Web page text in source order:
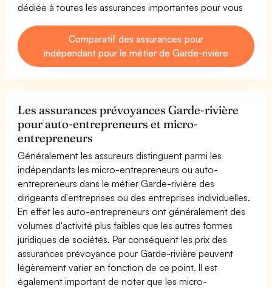
dédiée à toutes les assurances importantes pour vous
Comparatif des assurances pour
indépendant pour le métier de Garde-rivière
Les assurances prévoyances Garde-rivière
pour auto-entrepreneurs et micro-
entrepreneurs
Généralement les assureurs distinguent parmi les
indépendants les micro-entrepreneurs ou auto-
entrepreneurs dans le métier Garde-rivière des
dirigeants d'entreprises ou des entreprises individuelles.
En effet les auto-entrepreneurs ont généralement des
volumes d'activité plus faibles que les autres formes
juridiques de sociétés. Par conséquent les prix des
assurances prévoyance pour Garde-rivière peuvent
légèrement varier en fonction de ce point. Il est
également important de noter que les micro-